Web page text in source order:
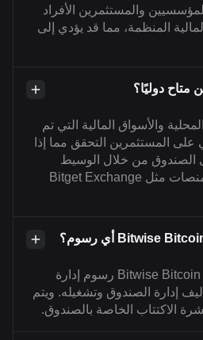
والمستثمرين الأفراد
المنظمة، مما قد يؤدي إلى
متاح دوليًا؟
والأسواق المالية التي تم
على المستثمرين التحقق مما إذا
الصندوق من خلال الوسيط
الخاص بهم أو النظر في منصات مثل Bitget Exchange
نعم، يفرض صندوق Bitwise Bitcoin ETF رسوم إدارة
إدارة الصندوق وتشغيله. ويتم
الاكتتاب الخاصة بالصندوق.